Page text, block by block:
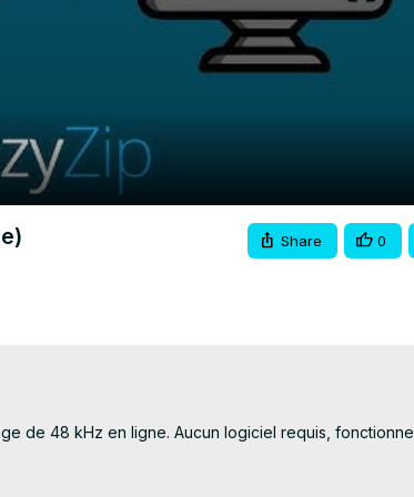
Share 0
de 48 kHz en ligne. Aucun logiciel requis, fonctionne